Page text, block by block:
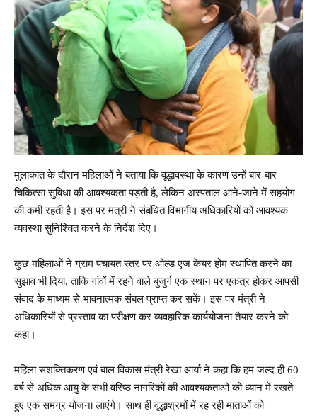
मुलाकात के दौरान महिलाओं ने बताया कि वृद्धावस्था के कारण उन्हें बार-बार
चिकित्सा सुविधा की आवश्यकता पड़ती है, लेकिन अस्पताल आने-जाने में सहयोग
की कमी रहती है। इस पर मंत्री ने संबंधित विभागीय अधिकारियों को आवश्यक
व्यवस्था सुनिश्चित करने के निर्देश दिए।
कुछ महिलाओं ने ग्राम पंचायत स्तर पर ओल्ड एज केयर होम स्थापित करने का
सुझाव भी दिया, ताकि गांवों में रहने वाले बुजुर्ग एक स्थान पर एकत्र होकर आपसी
संवाद के माध्यम से भावनात्मक संबल प्राप्त कर सकें। इस पर मंत्री ने
अधिकारियों से प्रस्ताव का परीक्षण कर व्यवहारिक कार्ययोजना तैयार करने को
कहा।
महिला सशक्तिकरण एवं बाल विकास मंत्री रेखा आर्या ने कहा कि हम जल्द ही 60
वर्ष से अधिक आयु के सभी वरिष्ठ नागरिकों की आवश्यकताओं को ध्यान में रखते
हुए एक समग्र योजना लाएंगे। साथ ही वृद्धाश्रमों में रह रही माताओं को